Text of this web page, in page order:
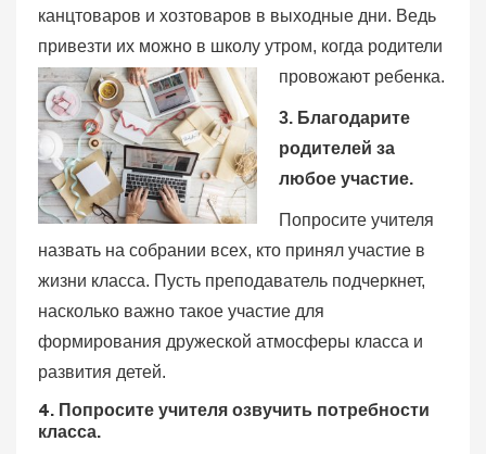
канцтоваров и хозтоваров в выходные дни. Ведь
привезти их можно в школу утром, когда родители
провожают ребенка.
3. Благодарите
родителей за
любое участие.
Попросите учителя
назвать на собрании всех, кто принял участие в
жизни класса. Пусть преподаватель подчеркнет,
насколько важно такое участие для
формирования дружеской атмосферы класса и
развития детей.
4. Попросите учителя озвучить потребности
класса.